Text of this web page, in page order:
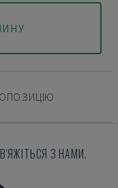
З НАМИ.